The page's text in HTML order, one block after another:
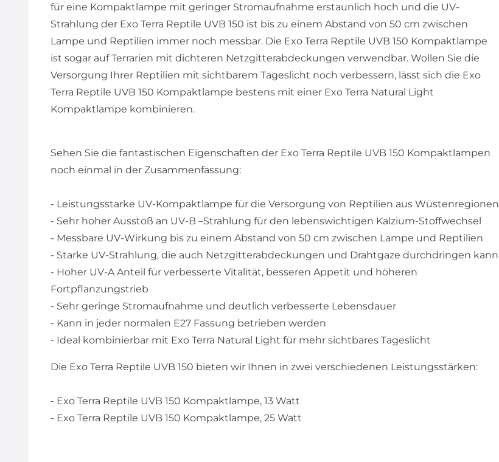
für eine Kompaktlampe mit geringer Stromaufnahme erstaunlich hoch und die UV-
Strahlung der Exo Terra Reptile UVB 150 ist bis zu einem Abstand von 50 cm zwischen
Lampe und Reptilien immer noch messbar. Die Exo Terra Reptile UVB 150 Kompaktlampe
ist sogar auf Terrarien mit dichteren Netzgitterabdeckungen verwendbar. Wollen Sie die
Versorgung Ihrer Reptilien mit sichtbarem Tageslicht noch verbessern, lässt sich die Exo
Terra Reptile UVB 150 Kompaktlampe bestens mit einer Exo Terra Natural Light
Kompaktlampe kombinieren.
Sehen Sie die fantastischen Eigenschaften der Exo Terra Reptile UVB 150 Kompaktlampen
noch einmal in der Zusammenfassung:
- Leistungsstarke UV-Kompaktlampe für die Versorgung von Reptilien aus Wüstenregionen
- Sehr hoher Ausstoß an UV-B –Strahlung für den lebenswichtigen Kalzium-Stoffwechsel
- Messbare UV-Wirkung bis zu einem Abstand von 50 cm zwischen Lampe und Reptilien
- Starke UV-Strahlung, die auch Netzgitterabdeckungen und Drahtgaze durchdringen kann
- Hoher UV-A Anteil für verbesserte Vitalität, besseren Appetit und höheren
Fortpflanzungstrieb
- Sehr geringe Stromaufnahme und deutlich verbesserte Lebensdauer
- Kann in jeder normalen E27 Fassung betrieben werden
- Ideal kombinierbar mit Exo Terra Natural Light für mehr sichtbares Tageslicht
Die Exo Terra Reptile UVB 150 bieten wir Ihnen in zwei verschiedenen Leistungsstärken:
- Exo Terra Reptile UVB 150 Kompaktlampe, 13 Watt
- Exo Terra Reptile UVB 150 Kompaktlampe, 25 Watt